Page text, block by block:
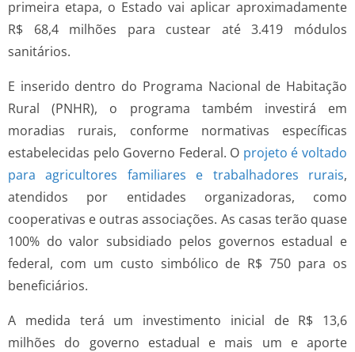
primeira etapa, o Estado vai aplicar aproximadamente
R$ 68,4 milhões para custear até 3.419 módulos
sanitários.
E inserido dentro do Programa Nacional de Habitação
Rural (PNHR), o programa também investirá em
moradias rurais, conforme normativas específicas
estabelecidas pelo Governo Federal. O projeto é voltado
para agricultores familiares e trabalhadores rurais,
atendidos por entidades organizadoras, como
cooperativas e outras associações. As casas terão quase
100% do valor subsidiado pelos governos estadual e
federal, com um custo simbólico de R$ 750 para os
beneficiários.
A medida terá um investimento inicial de R$ 13,6
milhões do governo estadual e mais um e aporte